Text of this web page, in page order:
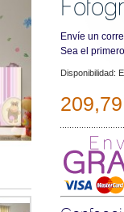
Envíe un
Sea el
Disponibilidad: